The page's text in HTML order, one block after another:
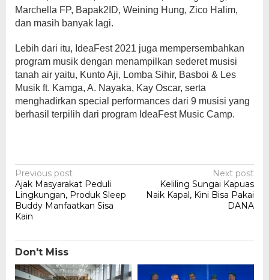
Marchella FP, Bapak2ID, Weining Hung, Zico Halim,
dan masih banyak lagi.
Lebih dari itu, IdeaFest 2021 juga mempersembahkan
program musik dengan menampilkan sederet musisi
tanah air yaitu, Kunto Aji, Lomba Sihir, Basboi & Les
Musik ft. Kamga, A. Nayaka, Kay Oscar, serta
menghadirkan special performances dari 9 musisi yang
berhasil terpilih dari program IdeaFest Music Camp.
Post
navigation
Previous post
Ajak Masyarakat Peduli
Lingkungan, Produk Sleep
Buddy Manfaatkan Sisa
Kain
Next post
Keliling Sungai Kapuas
Naik Kapal, Kini Bisa Pakai
DANA
Don't Miss